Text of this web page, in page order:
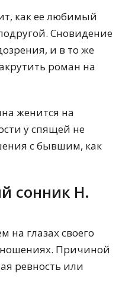
как ее любимый
Сновидение
и в то же
роман на
женится на
у спящей не
с бывшим, как
сонник Н.
на глазах своего
Причиной
ревность или